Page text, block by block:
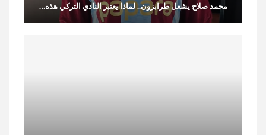
محمد صلاح يشعل طرابزون.. لماذا يعتبر النادي التركي هذه…